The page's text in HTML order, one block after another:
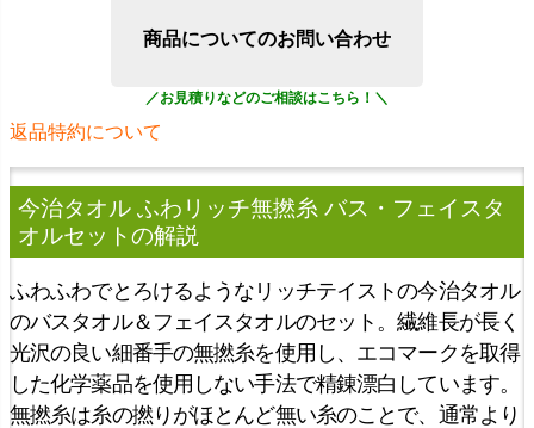
商品についてのお問い合わせ
返品特約について
今治タオル ふわリッチ無撚糸 バス・フェイスタ
オルセットの解説
ふわふわでとろけるようなリッチテイストの今治タオル
のバスタオル＆フェイスタオルのセット。繊維長が長く
光沢の良い細番手の無撚糸を使用し、エコマークを取得
した化学薬品を使用しない手法で精錬漂白しています。
無撚糸は糸の撚りがほとんど無い糸のことで、通常より